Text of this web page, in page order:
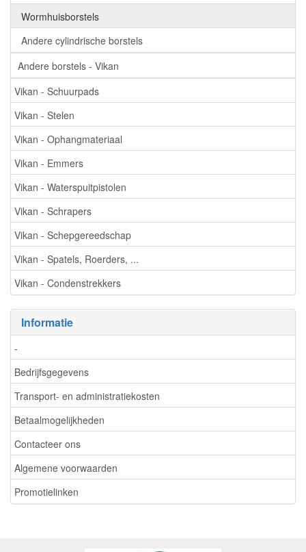
Wormhuisborstels
Andere cylindrische borstels
Andere borstels - Vikan
Vikan - Schuurpads
Vikan - Stelen
Vikan - Ophangmateriaal
Vikan - Emmers
Vikan - Waterspuitpistolen
Vikan - Schrapers
Vikan - Schepgereedschap
Vikan - Spatels, Roerders, ...
Vikan - Condenstrekkers
Informatie
-
Bedrijfsgegevens
Transport- en administratiekosten
Betaalmogelijkheden
Contacteer ons
Algemene voorwaarden
Promotielinken